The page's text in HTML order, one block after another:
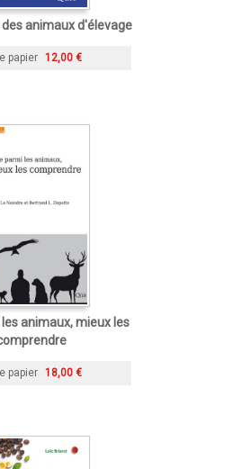
animaux d'élevage
papier 12,00 €
animaux, mieux les
papier 18,00 €